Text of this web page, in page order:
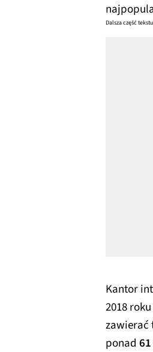
Dalsza część
Kantor
2018
zawierać
ponad